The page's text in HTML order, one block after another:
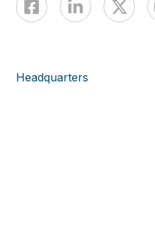
Headquarters